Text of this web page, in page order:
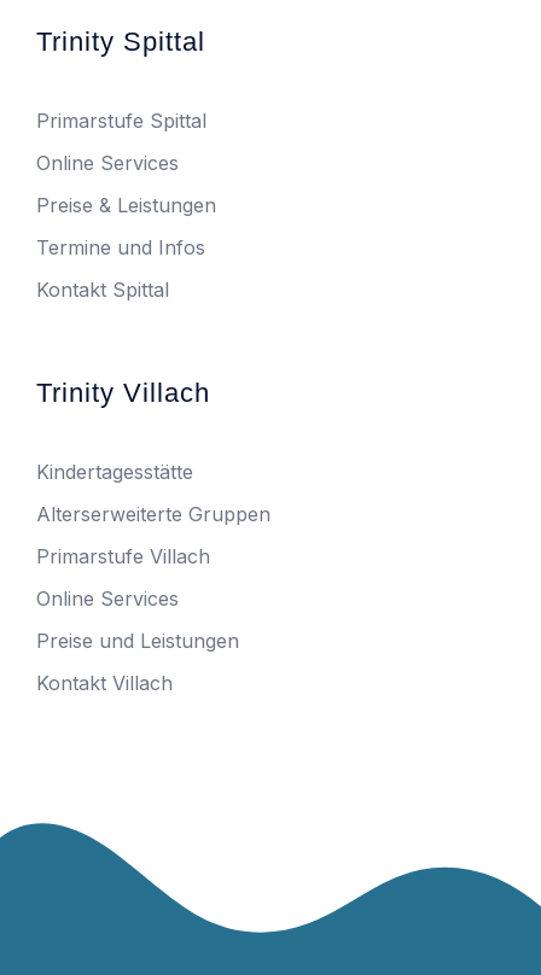
Trinity Spittal
Primarstufe Spittal
Online Services
Preise & Leistungen
Termine und Infos
Kontakt Spittal
Trinity Villach
Kindertagesstätte
Alterserweiterte Gruppen
Primarstufe Villach
Online Services
Preise und Leistungen
Kontakt Villach